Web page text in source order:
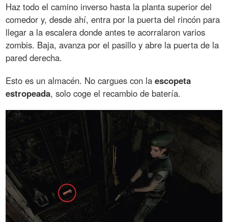
Haz todo el camino inverso hasta la planta superior del
comedor y, desde ahí, entra por la puerta del rincón para
llegar a la escalera donde antes te acorralaron varios
zombis. Baja, avanza por el pasillo y abre la puerta de la
pared derecha.
Esto es un almacén. No cargues con laescopeta
estropeada, solo coge el recambio de batería.